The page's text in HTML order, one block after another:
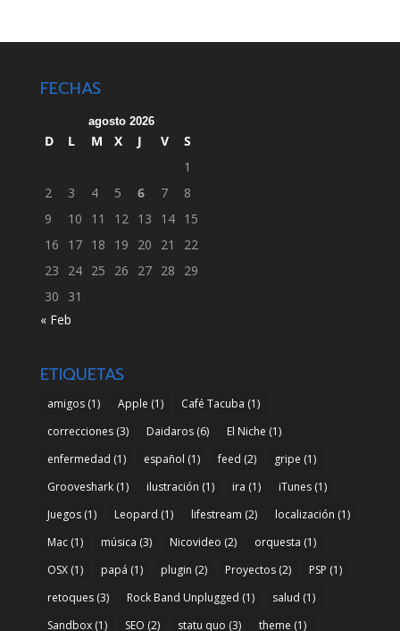
FECHAS
agosto 2026
D L M X J V
S
1
2
3 4 5 6 7
8
9
10 11 12 13 14 15
16
17 18 19 20 21
22
23
24 25 26 27 28
29
30
31
« Feb
ETIQUETAS
amigos(1) Apple (1) Café Tacuba (1)
correcciones(3) Daidaros(6) El Niche (1)
enfermedad (1) español (1) feed (2) gripe (1)
Grooveshark(1) ilustración (1) ira (1) iTunes(1)
Juegos(1) Leopard (1) lifestream (2) localización (1)
Mac(1) música (3) Nicovideo (2) orquesta (1)
OSX(1) papá (1) plugin (2) Proyectos(2) PSP (1)
retoques(3) Rock Band Unplugged (1) salud (1)
Sandbox(1) SEO (2) statu quo (3) theme (1)